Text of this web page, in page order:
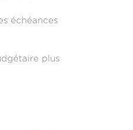
échéances
plus